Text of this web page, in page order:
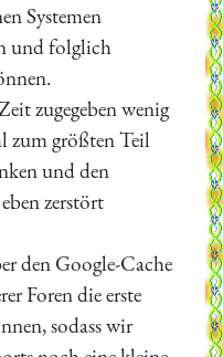
Systemen
und folglich
zugegeben wenig
zum größten Teil
und den
zerstört
den Google-Cache
Foren die erste
sodass wir